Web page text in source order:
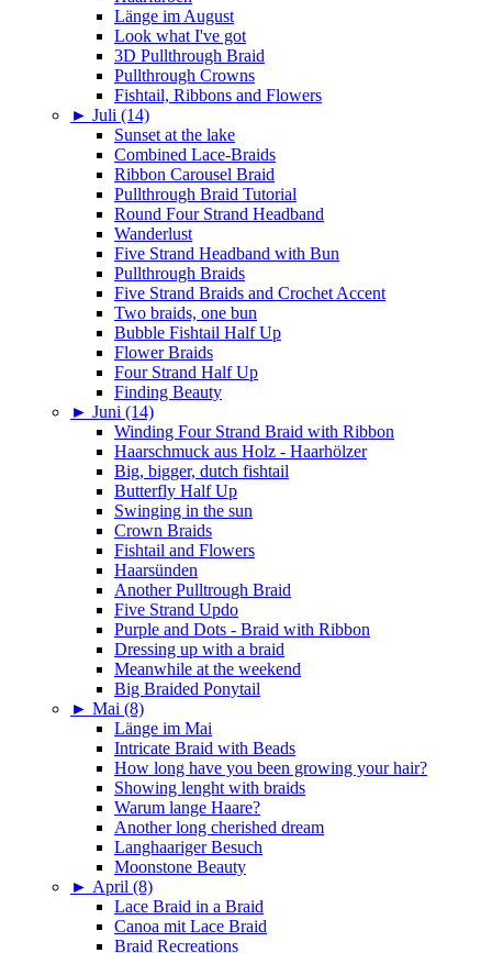
Länge im August
Look what I've got
3D Pullthrough Braid
Pullthrough Crowns
Fishtail, Ribbons and Flowers
► Juli (14)
Sunset at the lake
Combined Lace-Braids
Ribbon Carousel Braid
Pullthrough Braid Tutorial
Round Four Strand Headband
Wanderlust
Five Strand Headband with Bun
Pullthrough Braids
Five Strand Braids and Crochet Accent
Two braids, one bun
Bubble Fishtail Half Up
Flower Braids
Four Strand Half Up
Finding Beauty
► Juni (14)
Winding Four Strand Braid with Ribbon
Haarschmuck aus Holz - Haarhölzer
Big, bigger, dutch fishtail
Butterfly Half Up
Swinging in the sun
Crown Braids
Fishtail and Flowers
Haarsünden
Another Pulltrough Braid
Five Strand Updo
Purple and Dots - Braid with Ribbon
Dressing up with a braid
Meanwhile at the weekend
Big Braided Ponytail
► Mai (8)
Länge im Mai
Intricate Braid with Beads
How long have you been growing your hair?
Showing lenght with braids
Warum lange Haare?
Another long cherished dream
Langhaariger Besuch
Moonstone Beauty
► April (8)
Lace Braid in a Braid
Canoa mit Lace Braid
Braid Recreations